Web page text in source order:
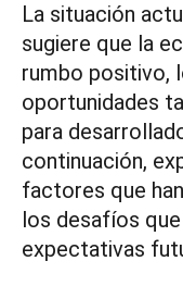
La situación
sugiere que la
rumbo positivo,
oportunidades
para
continuación,
factores que
los desafíos
expectativas